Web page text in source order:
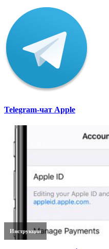
Telegram-чат Apple
Инструкции